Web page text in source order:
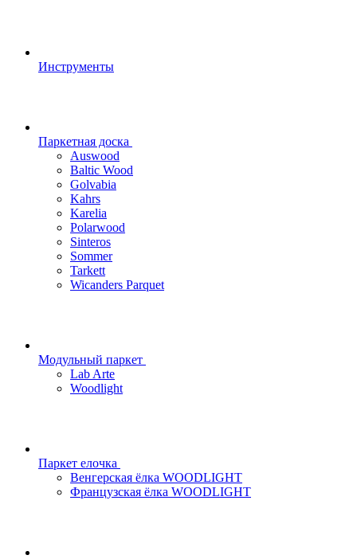
Инструменты
Паркетная доска
Auswood
Baltic Wood
Golvabia
Kahrs
Karelia
Polarwood
Sinteros
Sommer
Tarkett
Wicanders Parquet
Модульный паркет
Lab Arte
Woodlight
Паркет елочка
Венгерская ёлка WOODLIGHT
Французская ёлка WOODLIGHT